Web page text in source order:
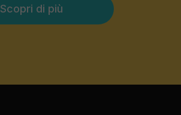
Scopri di più